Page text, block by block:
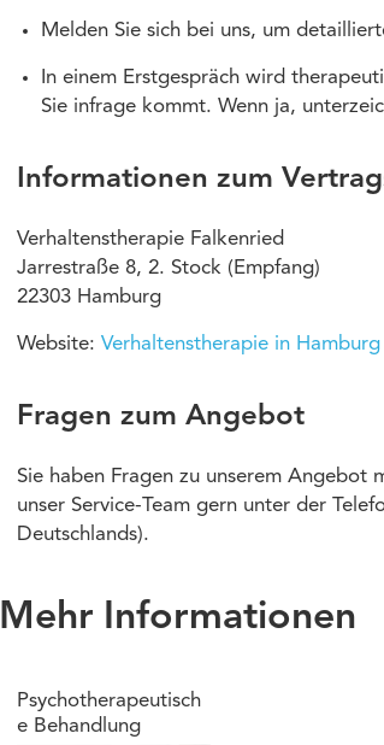
Melden Sie sich bei uns, um
In einem Erstgespräch wird
Sie infrage kommt. Wenn ja,
Informationen zum
Verhaltenstherapie Falkenried
Jarrestraße 8, 2. Stock (Empfang)
22303 Hamburg
Website: Verhaltenstherapie in
Fragen zum Angebot
Sie haben Fragen zu unserem Angebot
unser Service-Team gern unter der
Deutschlands).
Mehr Informationen
Psychotherapeutisch
e Behandlung